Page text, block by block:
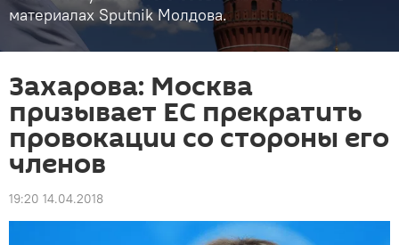
материалах Sputnik Молдова.
Захарова: Москва
призывает ЕС прекратить
провокации со стороны его
членов
19:20 14.04.2018